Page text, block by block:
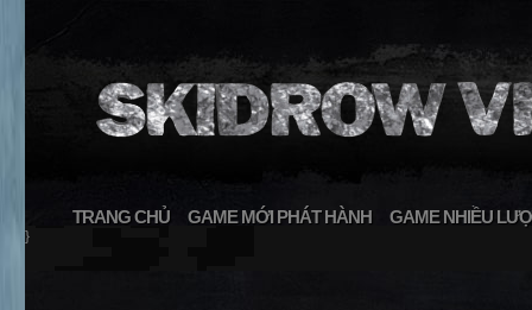
TRANG CHỦ GAME MỚI PHÁT HÀNH GAME NHIỀU
}